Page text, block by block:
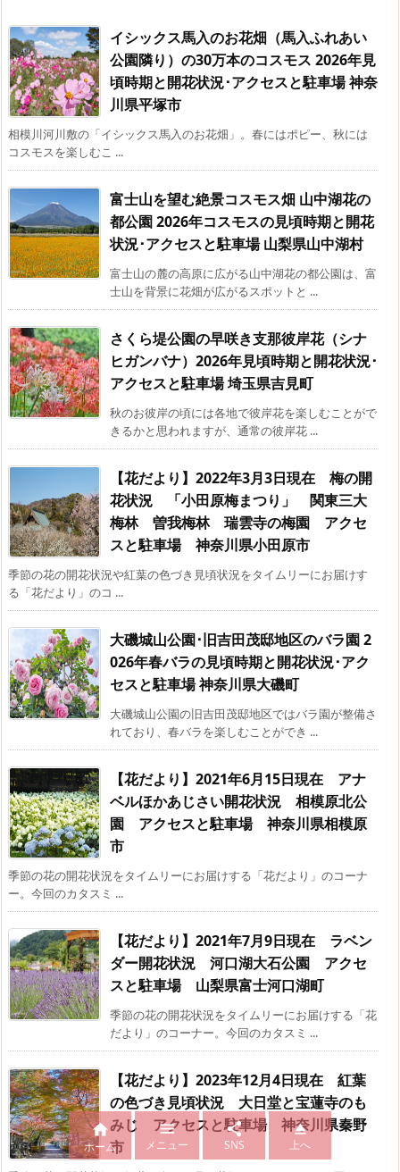
イシックス馬入のお花畑（馬入ふれあい
公園隣り）の30万本のコスモス 2026年見
頃時期と開花状況･アクセスと駐車場 神奈
川県平塚市
相模川河川敷の「イシックス馬入のお花畑」。春にはポピー、秋には
コスモスを楽しむこ ...
富士山を望む絶景コスモス畑 山中湖花の
都公園 2026年コスモスの見頃時期と開花
状況･アクセスと駐車場 山梨県山中湖村
富士山の麓の高原に広がる山中湖花の都公園は、富
士山を背景に花畑が広がるスポットと ...
さくら堤公園の早咲き支那彼岸花（シナ
ヒガンバナ）2026年見頃時期と開花状況･
アクセスと駐車場 埼玉県吉見町
秋のお彼岸の頃には各地で彼岸花を楽しむことがで
きるかと思われますが、通常の彼岸花 ...
【花だより】2022年3月3日現在 梅の開
花状況 「小田原梅まつり」 関東三大
梅林 曽我梅林 瑞雲寺の梅園 アクセ
スと駐車場 神奈川県小田原市
季節の花の開花状況や紅葉の色づき見頃状況をタイムリーにお届けす
る「花だより」のコ ...
大磯城山公園･旧吉田茂邸地区のバラ園 2
026年春バラの見頃時期と開花状況･アク
セスと駐車場 神奈川県大磯町
大磯城山公園の旧吉田茂邸地区ではバラ園が整備さ
れており、春バラを楽しむことができ ...
【花だより】2021年6月15日現在 アナ
ベルほかあじさい開花状況 相模原北公
園 アクセスと駐車場 神奈川県相模原
市
季節の花の開花状況をタイムリーにお届けする「花だより」のコーナ
ー。今回のカタスミ ...
【花だより】2021年7月9日現在 ラベン
ダー開花状況 河口湖大石公園 アクセ
スと駐車場 山梨県富士河口湖町
季節の花の開花状況をタイムリーにお届けする「花
だより」のコーナー。今回のカタスミ ...
【花だより】2023年12月4日現在 紅葉
の色づき見頃状況 大日堂と宝蓮寺のも
みじ アクセスと駐車場 神奈川県秦野
市

ホーム

メニュー

SNS

上へ